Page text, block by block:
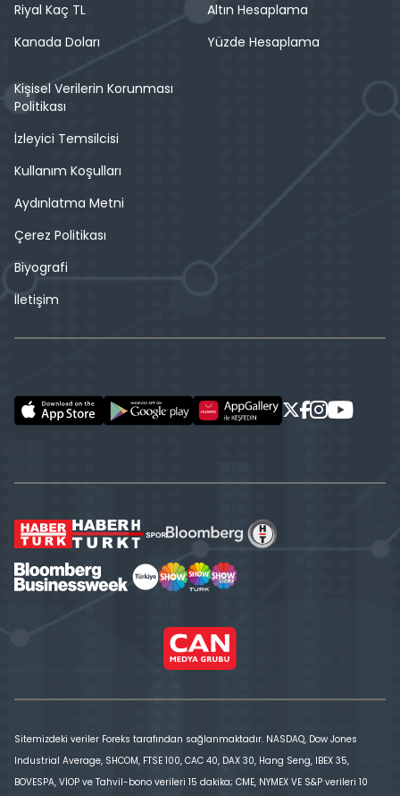
Riyal Kaç TL
Kanada Doları
Altın Hesaplama
Yüzde Hesaplama
Kişisel Verilerin Korunması
Politikası
İzleyici Temsilcisi
Kullanım Koşulları
Aydınlatma Metni
Çerez Politikası
Biyografi
İletişim
Sitemizdeki veriler Foreks tarafından sağlanmaktadır. NASDAQ, Dow Jones
Industrial Average, SHCOM, FTSE 100, CAC 40, DAX 30, Hang Seng, IBEX 35,
BOVESPA, VİOP ve Tahvil-bono verileri 15 dakika; CME, NYMEX VE S&P verileri 10